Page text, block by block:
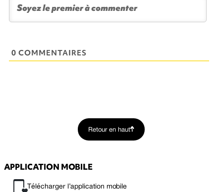
0 COMMENTAIRES
Retour en haut
APPLICATION MOBILE
Télécharger l’application mobile